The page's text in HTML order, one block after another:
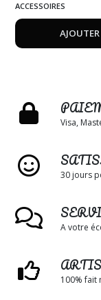
ACCESSOIRES
AJOUTER
Visa,
30 jours
A votre
100% fait